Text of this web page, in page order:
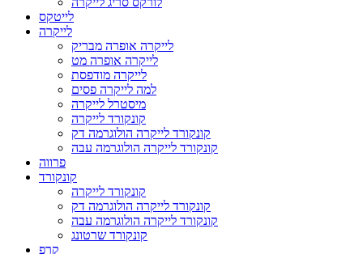
לייטקס
לייקרה
לייקרה אופרה מבריק
לייקרה אופרה מט
לייקרה מודפסת
למה לייקרה פסים
מיסטרל לייקרה
קונקורד לייקרה
קונקורד לייקרה הולוגרמה דק
קונקורד לייקרה הולוגרמה עבה
פרווה
קונקורד
קונקורד לייקרה
קונקורד לייקרה הולוגרמה דק
קונקורד לייקרה הולוגרמה עבה
קונקורד שרטונג
קרפ